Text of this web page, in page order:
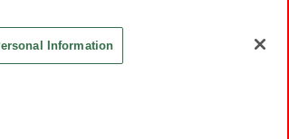
Information